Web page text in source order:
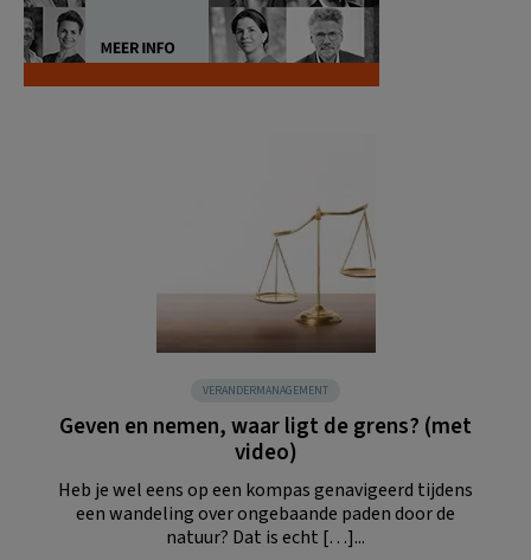
VERANDERMANAGEMENT
Geven en nemen, waar ligt de grens? (met
video)
Heb je wel eens op een kompas genavigeerd tijdens
een wandeling over ongebaande paden door de
natuur? Dat is echt […]...